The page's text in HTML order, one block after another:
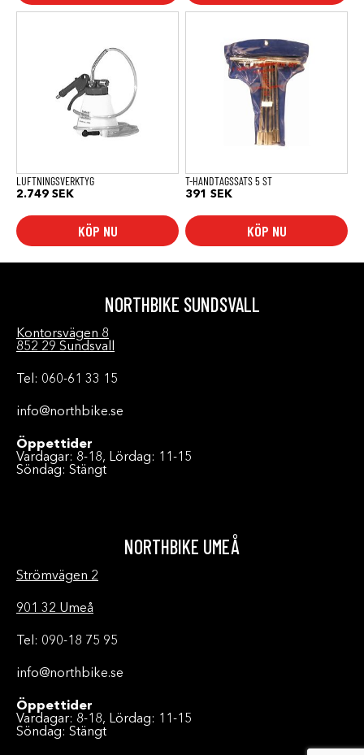
LUFTNINGSVERKTYG
2.749 SEK
KÖP NU
T-HANDTAGSSATS 5 ST
391 SEK
KÖP NU
NORTHBIKE SUNDSVALL
Kontorsvägen 8
852 29 Sundsvall
Tel: 060-61 33 15
info@northbike.se
Öppettider
Vardagar: 8-18, Lördag: 11-15
Söndag: Stängt
NORTHBIKE UMEÅ
Strömvägen 2
901 32 Umeå
Tel: 090-18 75 95
info@northbike.se
Öppettider
Vardagar: 8-18, Lördag: 11-15
Söndag: Stängt